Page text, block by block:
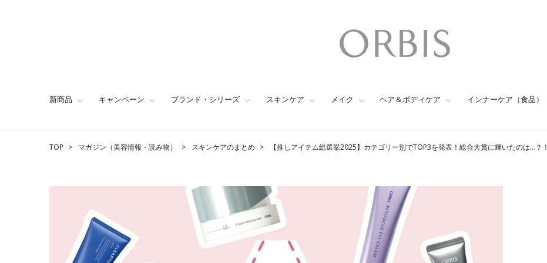
新商品 キャンペーン ブランド・シリーズ スキンケア メイク ヘア＆ボディケア インナーケア（食品）
TOP マガジン（美容情報・読み物） スキンケアのまとめ 【推しアイテム総選挙2025】カテゴリー別でTOP3を発表！総合大賞に輝いたのは…？！